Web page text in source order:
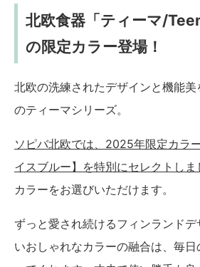
北欧食器「ティーマ/
の限定カラー登場！
北欧の洗練されたデザインと機能
のティーマシリーズ。
ソピバ北欧では、2025年限定カラ
イスブルー】を特別にセレクトしま
カラーをお選びいただけます。
ずっと愛され続けるフィンランド
いおしゃれなカラーの融合は、毎